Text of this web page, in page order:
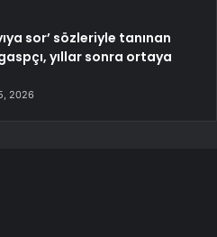
sor’ sözleriyle tanınan
yıllar sonra ortaya
2026